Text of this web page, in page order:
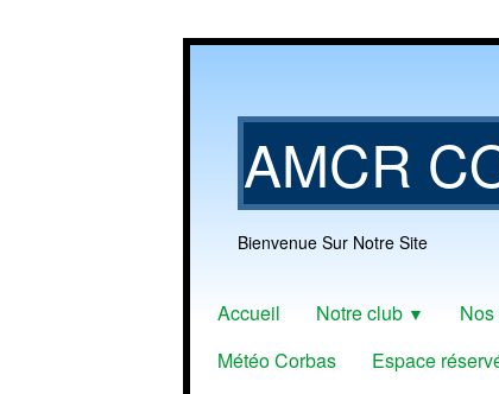
AMCR
Bienvenue Sur Notre Site
Accueil Notre club ▼
Météo Corbas Espace